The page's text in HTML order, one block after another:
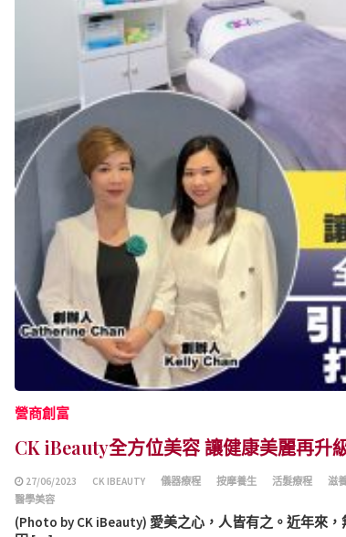
營商創富
CK iBeauty全方位美容 讓健康美麗再升
27/06/2023 CK IBEAUTY 儀器療程 按摩養生 活髮療程 滋
醫學美容
(Photo by CK iBeauty) 愛美之心，人皆有之。近年來